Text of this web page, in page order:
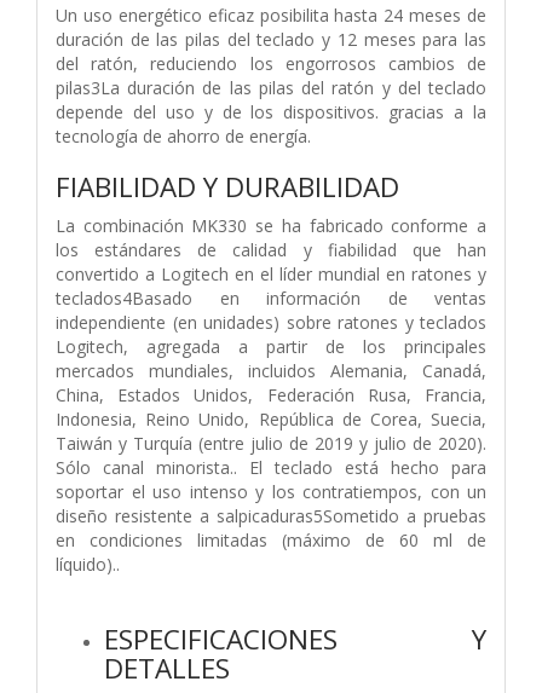
Un uso energético eficaz posibilita hasta 24 meses de
duración de las pilas del teclado y 12 meses para las
del ratón, reduciendo los engorrosos cambios de
pilas3La duración de las pilas del ratón y del teclado
depende del uso y de los dispositivos. gracias a la
tecnología de ahorro de energía.
FIABILIDAD Y DURABILIDAD
La combinación MK330 se ha fabricado conforme a
los estándares de calidad y fiabilidad que han
convertido a Logitech en el líder mundial en ratones y
teclados4Basado en información de ventas
independiente (en unidades) sobre ratones y teclados
Logitech, agregada a partir de los principales
mercados mundiales, incluidos Alemania, Canadá,
China, Estados Unidos, Federación Rusa, Francia,
Indonesia, Reino Unido, República de Corea, Suecia,
Taiwán y Turquía (entre julio de 2019 y julio de 2020).
Sólo canal minorista.. El teclado está hecho para
soportar el uso intenso y los contratiempos, con un
diseño resistente a salpicaduras5Sometido a pruebas
en condiciones limitadas (máximo de 60 ml de
líquido)..
ESPECIFICACIONES Y
DETALLES